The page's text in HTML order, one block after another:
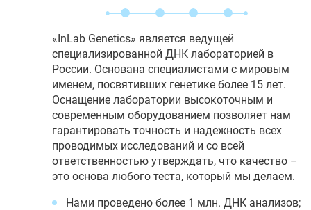
«InLab Genetics» является ведущей
специализированной ДНК лабораторией в
России. Основана специалистами с мировым
именем, посвятивших генетике более 15 лет.
Оснащение лаборатории высокоточным и
современным оборудованием позволяет нам
гарантировать точность и надежность всех
проводимых исследований и со всей
ответственностью утверждать, что качество –
это основа любого теста, который мы делаем.
Нами проведено более 1 млн. ДНК анализов;